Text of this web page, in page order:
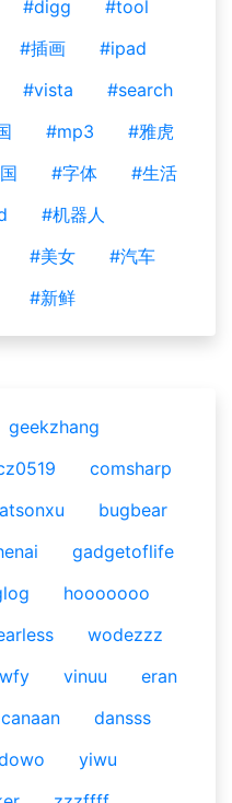
#digg
#tool
#插画
#ipad
#vista
#search
#mp3
#雅虎
#字体
#生活
#机器人
#美女
#汽车
#新鲜
geekzhang
comsharp
bugbear
gadgetoflife
hooooooo
wodezzz
vinuu
eran
canaan
dansss
yiwu